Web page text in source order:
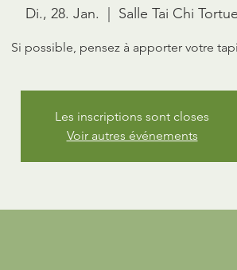
Di., 28. Jan. Salle Tai Chi Tortue
Si possible, pensez à apporter votre
Les inscriptions sont closes
Voir autres événements